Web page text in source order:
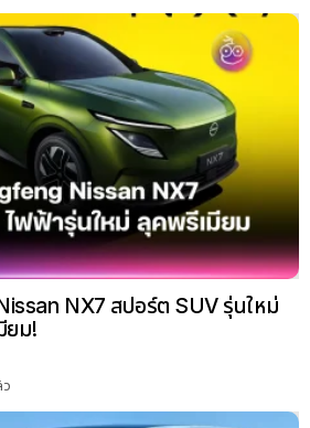
NX7 สปอร์ต SUV รุ่นใหม่
ยม!